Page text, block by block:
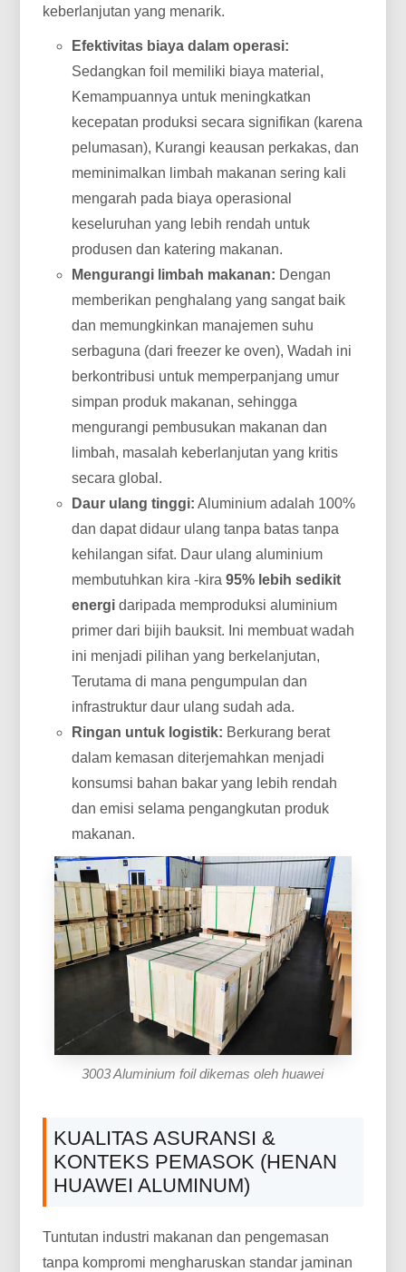
keberlanjutan yang menarik.
Efektivitas biaya dalam operasi:
Sedangkan foil memiliki biaya material,
Kemampuannya untuk meningkatkan
kecepatan produksi secara signifikan (karena
pelumasan), Kurangi keausan perkakas, dan
meminimalkan limbah makanan sering kali
mengarah pada biaya operasional
keseluruhan yang lebih rendah untuk
produsen dan katering makanan.
Mengurangi limbah makanan: Dengan
memberikan penghalang yang sangat baik
dan memungkinkan manajemen suhu
serbaguna (dari freezer ke oven), Wadah ini
berkontribusi untuk memperpanjang umur
simpan produk makanan, sehingga
mengurangi pembusukan makanan dan
limbah, masalah keberlanjutan yang kritis
secara global.
Daur ulang tinggi: Aluminium adalah 100%
dan dapat didaur ulang tanpa batas tanpa
kehilangan sifat. Daur ulang aluminium
membutuhkan kira -kira95% lebih sedikit
energi daripada memproduksi aluminium
primer dari bijih bauksit. Ini membuat wadah
ini menjadi pilihan yang berkelanjutan,
Terutama di mana pengumpulan dan
infrastruktur daur ulang sudah ada.
Ringan untuk logistik: Berkurang berat
dalam kemasan diterjemahkan menjadi
konsumsi bahan bakar yang lebih rendah
dan emisi selama pengangkutan produk
makanan.
3003 Aluminium foil dikemas oleh huawei
KUALITAS ASURANSI &
KONTEKS PEMASOK (HENAN
HUAWEI ALUMINUM)
Tuntutan industri makanan dan pengemasan
tanpa kompromi mengharuskan standar jaminan